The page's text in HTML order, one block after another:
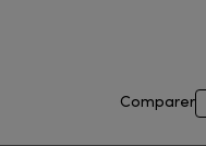
Comparer